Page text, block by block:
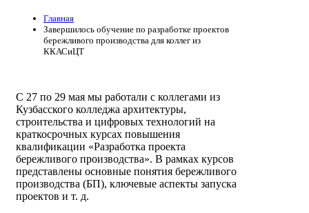
Главная
Завершилось обучение по разработке проектов
бережливого производства для коллег из
ККАСиЦТ
С 27 по 29 мая мы работали с коллегами из
Кузбасского колледжа архитектуры,
строительства и цифровых технологий на
краткосрочных курсах повышения
квалификации «Разработка проекта
бережливого производства». В рамках курсов
представлены основные понятия бережливого
производства (БП), ключевые аспекты запуска
проектов и т. д.